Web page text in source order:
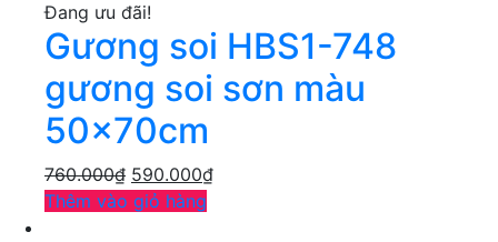
Đang ưu đãi!
Gương soi HBS1-748
gương soi sơn màu
50x70cm
760.000₫ 590.000₫
Thêm vào giỏ hàng